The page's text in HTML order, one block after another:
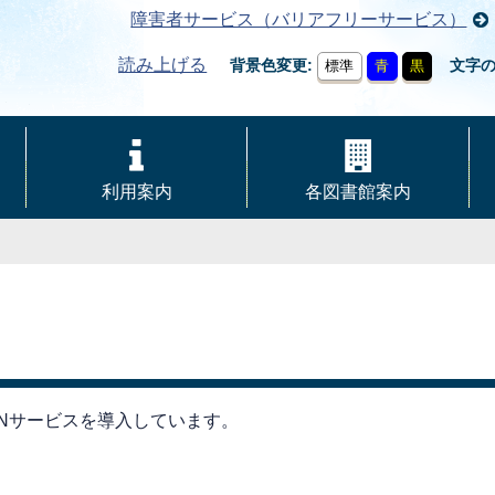
障害者サービス（バリアフリーサービス）
読み上げる 背景色変更 標準 青 黒 文字
利用案内 各図書館案内
ービスを導入しています。